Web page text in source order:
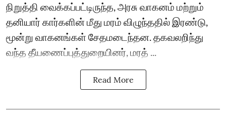
நிறுத்தி வைக்கப்பட்டிருந்த, அரசு வாகனம் மற்றும்
தனியார் கார்களின் மீது மரம் விழுந்ததில் இரண்டு,
மூன்று வாகனங்கள் சேதமடைந்தன. தகவலறிந்து
வந்த தீயணைப்புத்துறையினர், மரத் ...
Read More